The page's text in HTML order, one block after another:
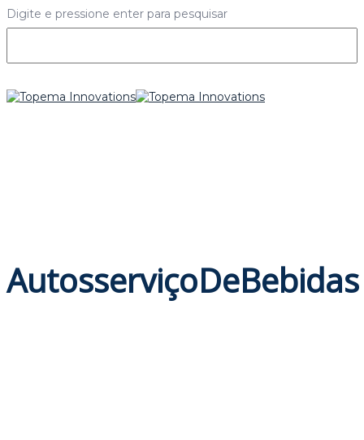
Digite e pressione enter para pesquisar
AutosserviçoDeBebidas